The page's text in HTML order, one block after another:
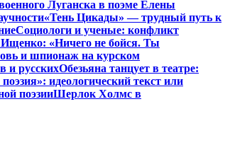
Луганска в поэме Елены
«Тень Цикады» — трудный путь к
Социологи и ученые: конфликт
«Ничего не бойся. Ты
и шпионаж на курском
и русскихОбезьяна танцует в театре:
идеологический текст или
поэзииШерлок Холмс в